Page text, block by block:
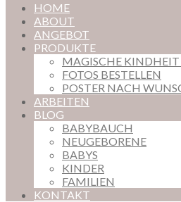
HOME
ABOUT
ANGEBOT
PRODUKTE
MAGISCHE KINDHEIT
FOTOS BESTELLEN
POSTER NACH
ARBEITEN
BLOG
BABYBAUCH
NEUGEBORENE
BABYS
KINDER
FAMILIEN
KONTAKT